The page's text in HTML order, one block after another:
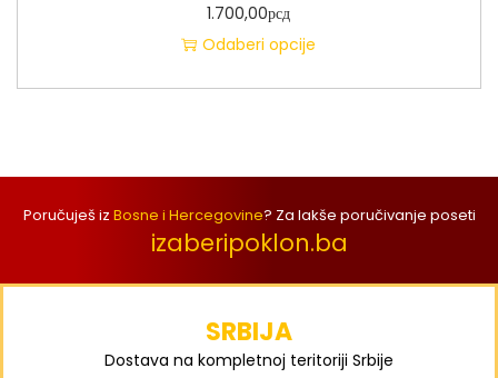
1.700,00рсд
Odaberi opcije
Poručuješ iz Bosne i Hercegovine? Za lakše poručivanje poseti
izaberipoklon.ba
SRBIJA
Dostava na kompletnoj teritoriji Srbije